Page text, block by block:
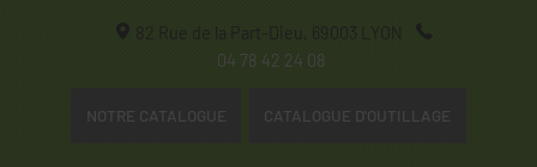
82 Rue de la Part-Dieu, 69003
LYON
04 78 42 24 08
NOTRE CATALOGUE CATALOGUE D'OUTILLAGE